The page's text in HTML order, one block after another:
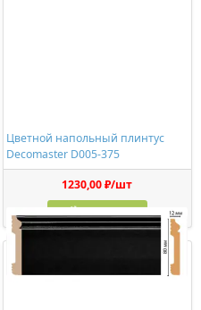
Цветной напольный плинтус
Decomaster D005-375
1230,00 ₽/шт
Купить